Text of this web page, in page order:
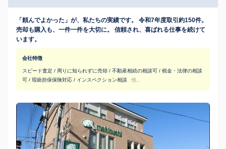
「頼んでよかった」が、私たちの実績です。 令和7年度取引約150件。
売却も購入も、一件一件を大切に。 信頼され、喜ばれる仕事を続けて
います。
会社特徴
スピード査定 / 周りに知られずに売却 / 不動産相続の相談可 / 税金・法律の相談
可 / 瑕疵担保保険対応 / インスペクション相談
他...